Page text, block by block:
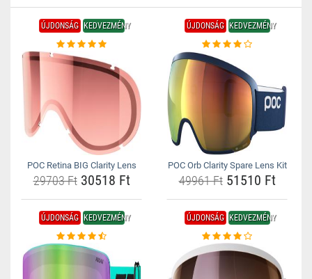
ÚJDONSÁG KEDVEZMÉNY
POC Retina BIG Clarity Lens
29703 Ft30518 Ft
ÚJDONSÁG KEDVEZMÉNY
POC Orb Clarity Spare Lens Kit
49961 Ft51510 Ft
ÚJDONSÁG KEDVEZMÉNY ÚJDONSÁG KEDVEZMÉNY